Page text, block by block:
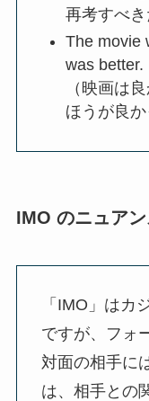
再考すべき
The movie
was better.
（映画は
ほうが良か
IMO のニュア
「IMO」はカ
ですが、フォ
対面の相手に
は、相手との